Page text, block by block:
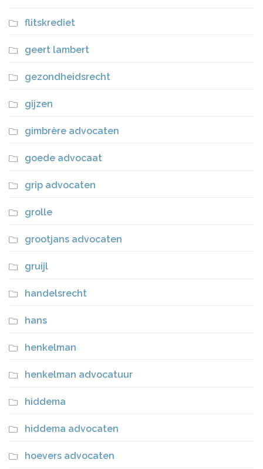
flitskrediet
geert lambert
gezondheidsrecht
gijzen
gimbrère advocaten
goede advocaat
grip advocaten
grolle
grootjans advocaten
gruijl
handelsrecht
hans
henkelman
henkelman advocatuur
hiddema
hiddema advocaten
hoevers advocaten